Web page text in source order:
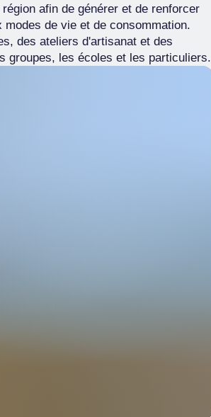
afin de générer et de renforcer
de vie et de consommation.
des ateliers d'artisanat et des
groupes, les écoles et les particuliers.